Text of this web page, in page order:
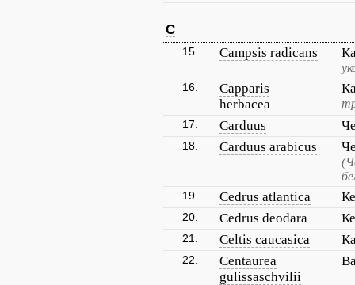
C
15. Campsis radicans
16.
Capparis
herbacea
17. Carduus
18. Carduus arabicus
19. Cedrus atlantica
20. Cedrus deodara
21. Celtis caucasica
22.
Centaurea
gulissaschvilii